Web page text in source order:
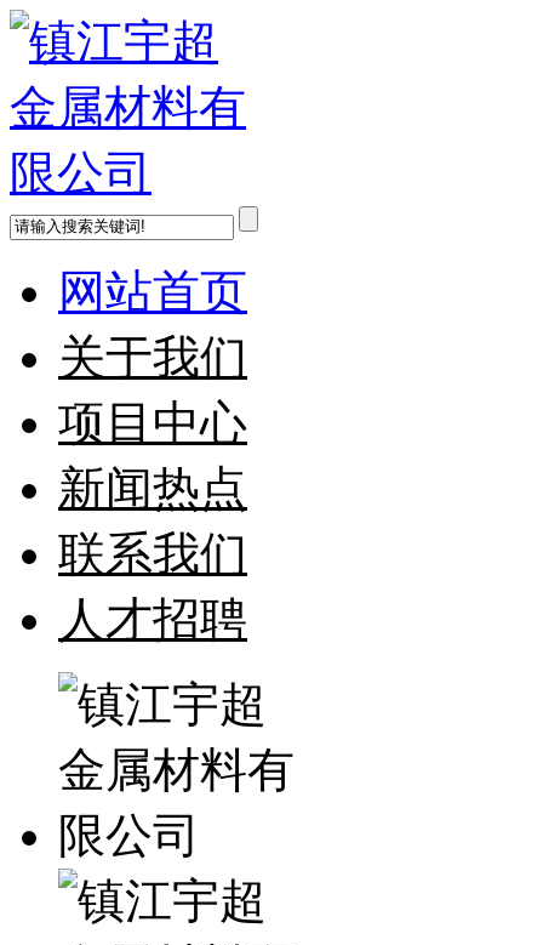
网站首页
关于我们
项目中心
新闻热点
联系我们
人才招聘